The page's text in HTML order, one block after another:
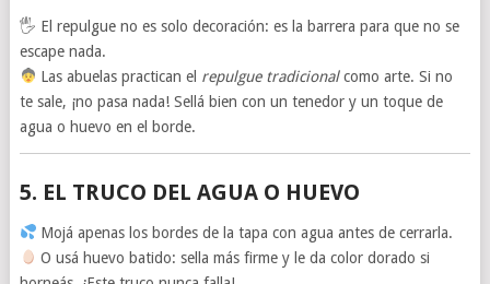
🖐️ El repulgue no es solo decoración: es la barrera para que no se
escape nada.
Las abuelas practican el repulgue tradicionalcomo arte. Si no
te sale, ¡no pasa nada! Sellá bien con un tenedor y un toque de
agua o huevo en el borde.
5. EL TRUCO DEL AGUA O HUEVO
Mojá apenas los bordes de la tapa con agua antes de cerrarla.
O usá huevo batido: sella más firme y le da color dorado si